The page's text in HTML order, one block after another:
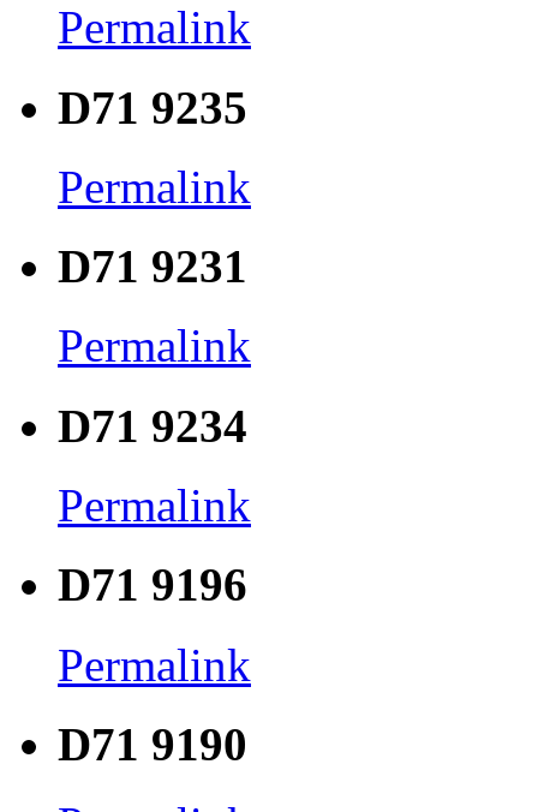
Permalink
D71 9235
Permalink
D71 9231
Permalink
D71 9234
Permalink
D71 9196
Permalink
D71 9190